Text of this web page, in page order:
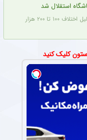
استقلال شد
از باشگاه را دارد.
کلیک کنید